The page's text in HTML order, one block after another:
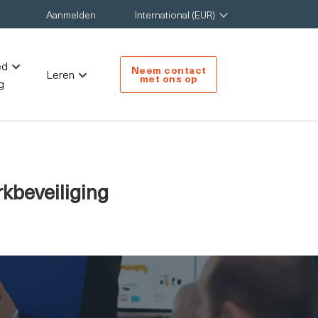
Aanmelden International (EUR)
Leren Neem contact
met ons op